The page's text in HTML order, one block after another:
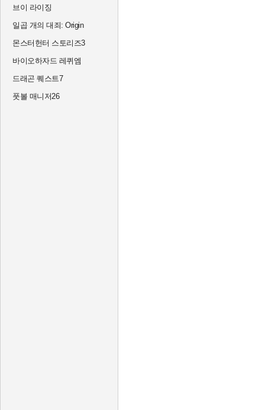
브이 라이징
일곱 개의 대죄: Origin
몬스터헌터 스토리즈3
바이오하자드 레퀴엠
드래곤 퀘스트7
풋볼 매니저26